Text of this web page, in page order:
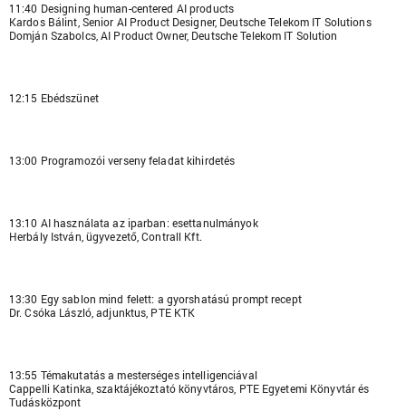
11:40 Designing human-centered AI products
Kardos Bálint, Senior AI Product Designer, Deutsche Telekom IT Solutions
Domján Szabolcs, AI Product Owner, Deutsche Telekom IT Solution
12:15 Ebédszünet
13:00 Programozói verseny feladat kihirdetés
13:10 AI használata az iparban: esettanulmányok
Herbály István, ügyvezető, Contrall Kft.
13:30 Egy sablon mind felett: a gyorshatású prompt recept
Dr. Csóka László, adjunktus, PTE KTK
13:55 Témakutatás a mesterséges intelligenciával
Cappelli Katinka, szaktájékoztató könyvtáros, PTE Egyetemi Könyvtár és
Tudásközpont